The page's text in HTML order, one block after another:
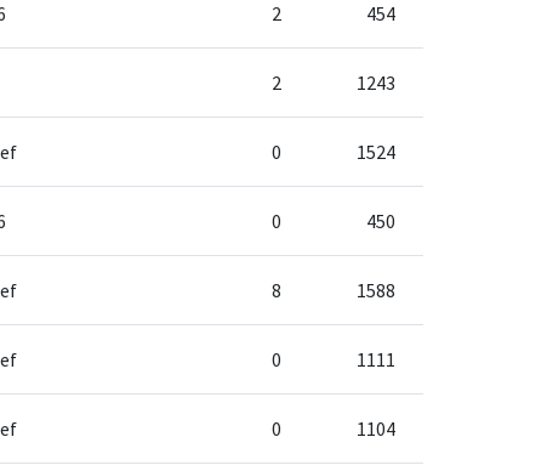
2 454
2 1243
0 1524
0 450
8 1588
0 1111
0 1104